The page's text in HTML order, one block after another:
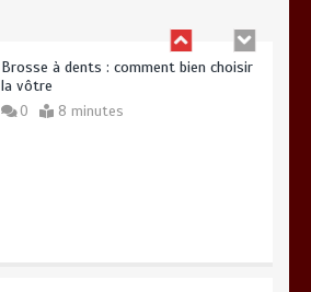
Brosse à dents : comment bien choisir
la vôtre
0 8 minutes